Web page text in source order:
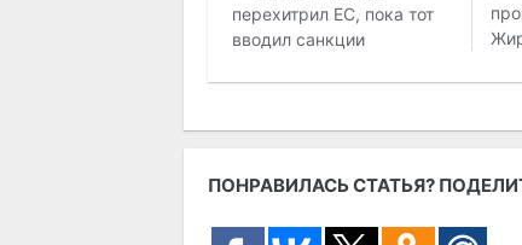
перехитрил EC, пока тот
вводил санкции
ПОНРАВИЛАСЬ СТАТЬЯ?